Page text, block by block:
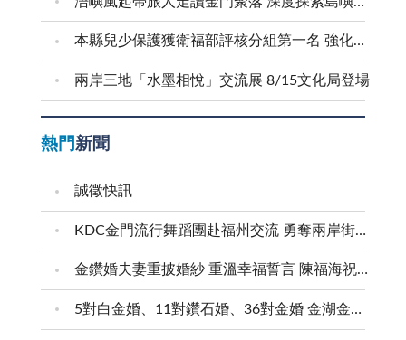
本縣兒少保護獲衛福部評核分組第一名 強化預防與跨域合作 建構兒少安全成長環境
兩岸三地「水墨相悅」交流展 8/15文化局登場
熱門新聞
誠徵快訊
KDC金門流行舞蹈團赴福州交流 勇奪兩岸街舞賽三等獎
金鑽婚夫妻重披婚紗 重溫幸福誓言 陳福海祝福牽手半世紀 情深相守成典範
5對白金婚、11對鑽石婚、36對金婚 金湖金沙夫妻共享榮耀時刻 陳福海表揚金鑽婚夫妻 向半世紀相守家庭典範致敬